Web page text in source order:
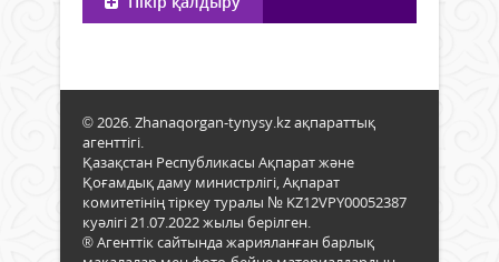
© 2026. Zhanaqorgan-tynysy.kz ақпараттық
агенттігі.
Қазақстан Республикасы Ақпарат және
Қоғамдық даму министрлігі, Ақпарат
комитетінің тіркеу туралы № KZ12VPY00052387
куәлігі 21.07.2022 жылы берілген.
® Агенттік сайтында жарияланған барлық